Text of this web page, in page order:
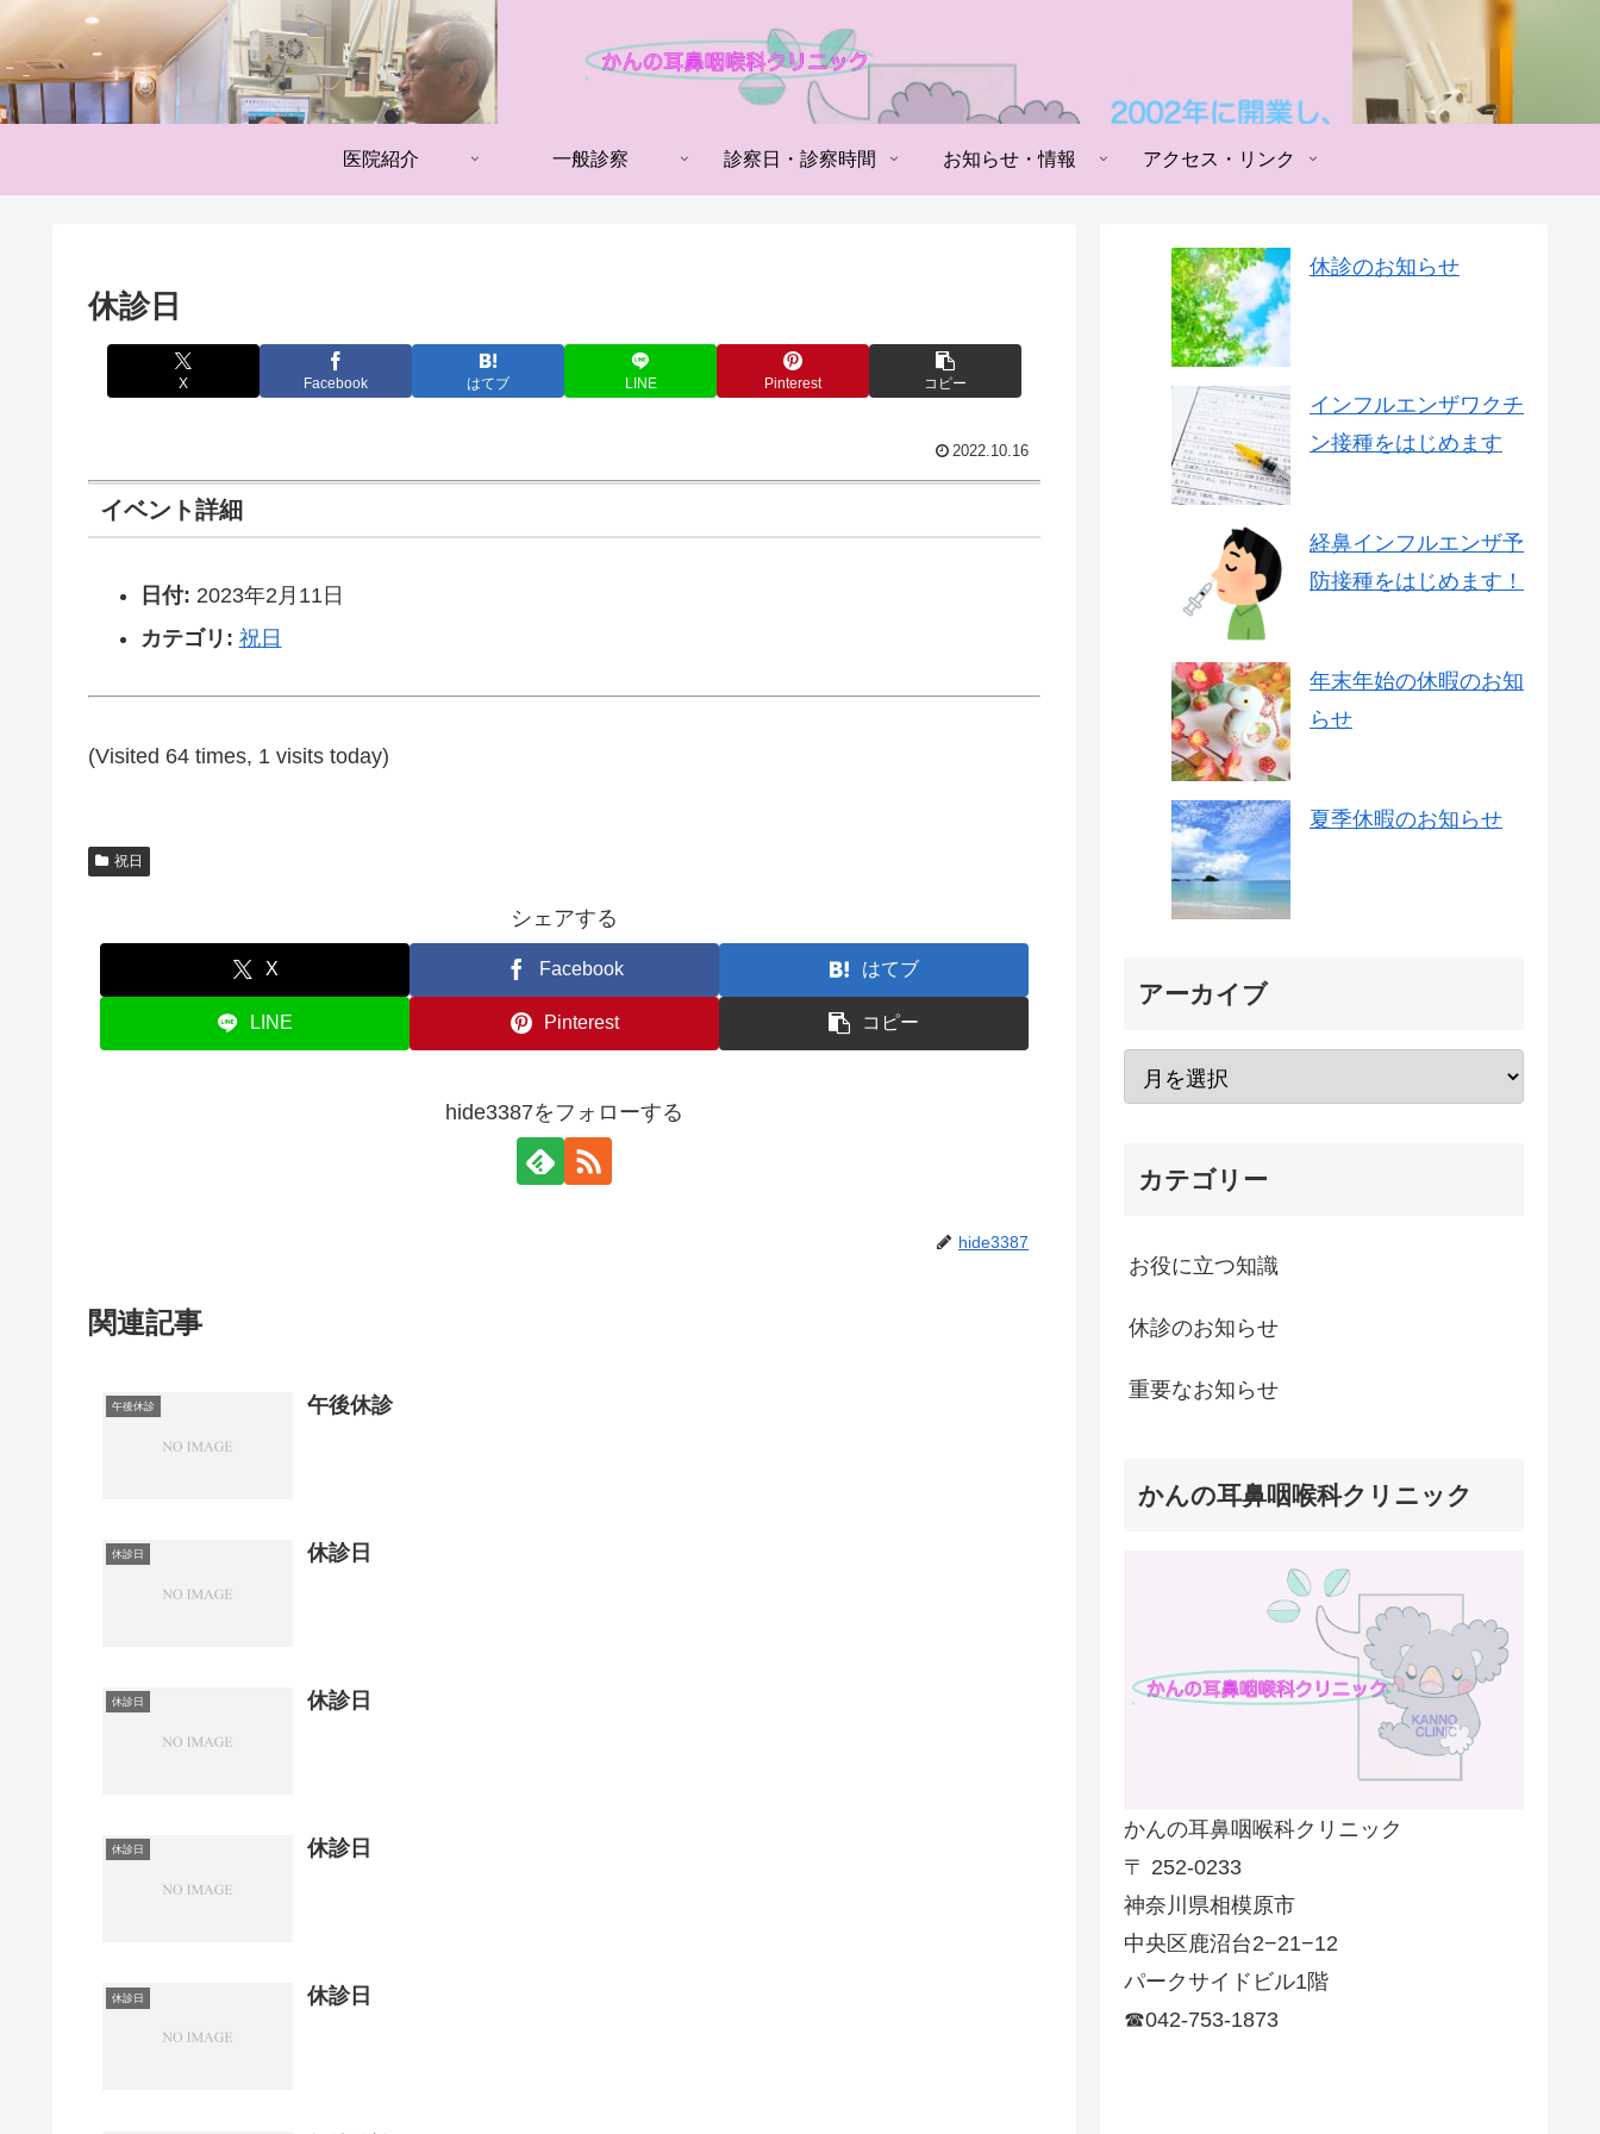
医院紹介 一般診察 診察日・診察時間 お知らせ・情報 アクセス・リンク
休診日
X Facebook はてブ LINE Pinterest コピー
2022.10.16
イベント詳細
日付: 2023年2月11日
カテゴリ: 祝日
(Visited 64 times, 1 visits today)
祝日
シェアする
X Facebook はてブ
LINE Pinterest コピー
hide3387をフォローする
hide3387
関連記事
午後休診 午後休診
休診日 休診日
休診日 休診日
休診日 休診日
休診日 休診日
休診のお知らせ
インフルエンザワクチ
ン接種をはじめます
経鼻インフルエンザ予
防接種をはじめます！
年末年始の休暇のお知
らせ
夏季休暇のお知らせ
アーカイブ
カテゴリー
お役に立つ知識
休診のお知らせ
重要なお知らせ
かんの耳鼻咽喉科クリニック
かんの耳鼻咽喉科クリニック
〒 252-0233
神奈川県相模原市
中央区鹿沼台2−21−12
パークサイドビル1階
☎042-753-1873